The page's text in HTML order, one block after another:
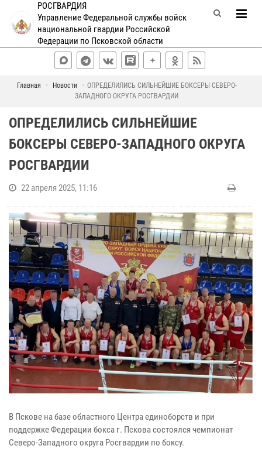
РОСГВАРДИЯ
Управление Федеральной службы войск
национальной гвардии Российской
Федерации по Псковской области
Главная Новости
ОПРЕДЕЛИЛИСЬ СИЛЬНЕЙШИЕ БОКСЕРЫ СЕВЕРО-
ЗАПАДНОГО ОКРУГА РОСГВАРДИИ
ОПРЕДЕЛИЛИСЬ СИЛЬНЕЙШИЕ
БОКСЕРЫ СЕВЕРО-ЗАПАДНОГО ОКРУГА
РОСГВАРДИИ
22 апреля 2025, 11:16
В Пскове на базе областного Центра единоборств и при
поддержке Федерации бокса г. Пскова состоялся чемпионат
Северо-Западного округа Росгвардии по боксу.